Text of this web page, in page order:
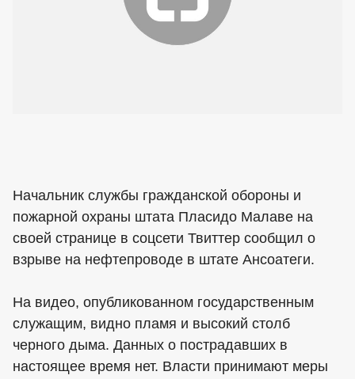
Начальник службы гражданской обороны и
пожарной охраны штата Пласидо Малаве на
своей странице в соцсети Твиттер сообщил о
взрыве на нефтепроводе в штате Ансоатеги.
На видео, опубликованном государственным
служащим, видно пламя и высокий столб
черного дыма. Данных о пострадавших в
настоящее время нет. Власти принимают меры